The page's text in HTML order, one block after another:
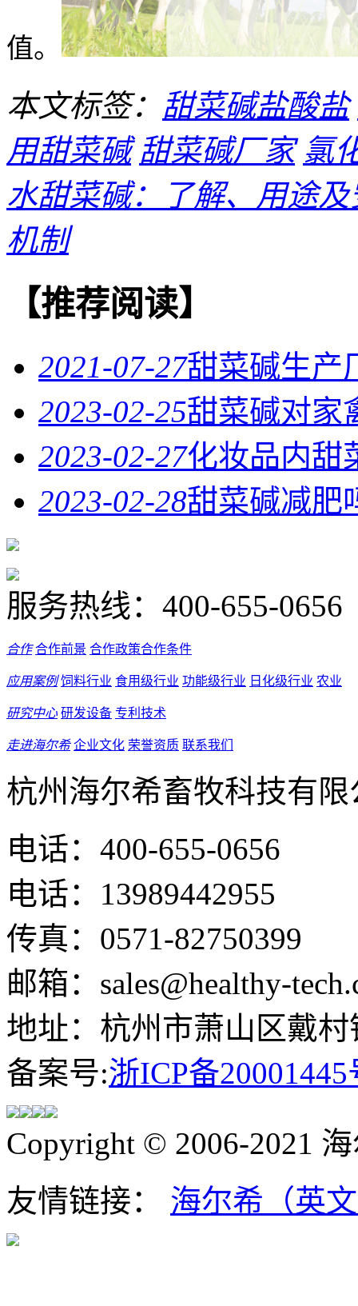
值。
本文标签： 甜菜碱盐酸盐
用甜菜碱 甜菜碱厂家 氯
水甜菜碱：了解、用途及
机制
【推荐阅读】
2021-07-27甜菜碱生产
2023-02-25甜菜碱对家
2023-02-27化妆品内甜
2023-02-28甜菜碱减肥
服务热线： 400-655-0656
合作 合作前景 合作政策合作条件
应用案例 饲料行业 食用级行业 功能级行业 日化级行业 农业
研究中心 研发设备 专利技术
走进海尔希 企业文化 荣誉资质 联系我们
杭州海尔希畜牧科技有限
电话：400-655-0656
电话：13989442955
传真：0571-82750399
邮箱：sales@healthy-
地址：杭州市萧山区戴
备案号:浙ICP备20001445
Copyright © 2006-2021
友情链接： 海尔希（英